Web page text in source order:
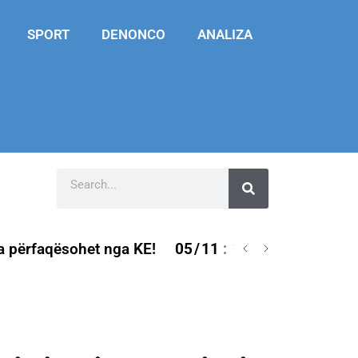
SPORT DENONCO ANALIZA
nga KE! 05 11 : 12:55 : Drejtuesi i